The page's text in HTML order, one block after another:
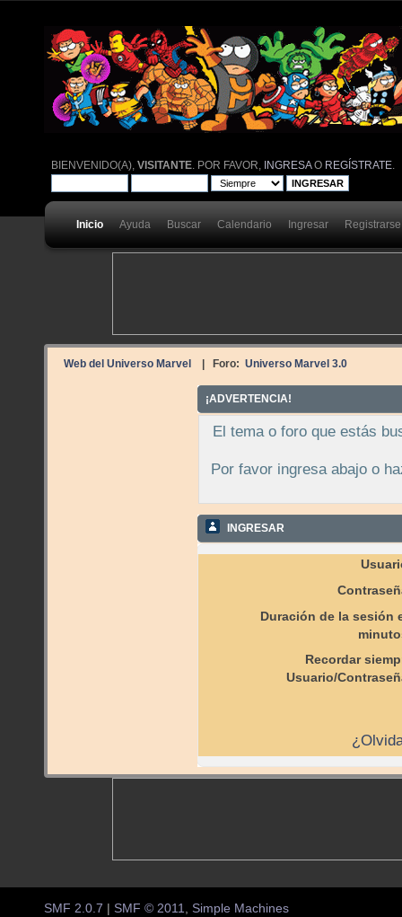
BIENVENIDO(A),VISITANTE . POR FAVOR, INGRESAO REGÍSTRATE
Inicio Ayuda Buscar Calendario Ingresar Registrarse
Web del Universo Marvel | Foro: Universo Marvel 3.0
¡ADVERTENCIA!
El tema o foro que estás
Por favor ingresa abajo o
INGRESAR
Duración de la sesión
Recordar
Usuario/
SMF 2.0.7 SMF © 2011, Simple Machines